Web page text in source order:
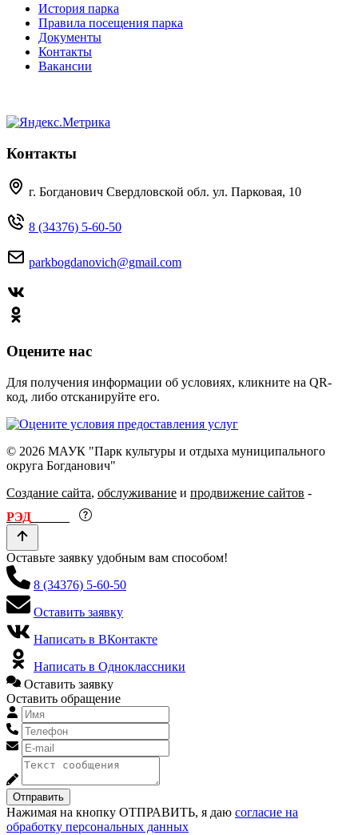
История парка
Правила посещения парка
Документы
Контакты
Вакансии
Контакты
г. Богданович Свердловской обл. ул. Парковая, 10
8 (34376) 5-60-50
parkbogdanovich@gmail.com
Оцените нас
Для получения информации об условиях, кликните на QR-
код, либо отсканируйте его.
© 2026 МАУК "Парк культуры и отдыха муниципального
округа Богданович"
Создание сайта, обслуживание и продвижение сайтов -
РЭД
Оставьте заявку удобным вам способом!
8 (34376) 5-60-50
Оставить заявку
Написать в ВКонтакте
Написать в Одноклассники
Оставить заявку
Оставить обращение
Отправить
Нажимая на кнопку ОТПРАВИТЬ, я даю согласие на
обработку персональных данных